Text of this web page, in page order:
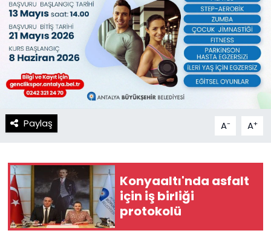
Paylaş A- A+
Konyaaltı'nda asfalt
için iş birliği
protokolü
Gizlilik Sözleşmesi
İletişim